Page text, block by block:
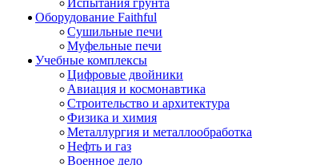
Испытания грунта
Оборудование Faithful
Сушильные печи
Муфельные печи
Учебные комплексы
Цифровые двойники
Авиация и космонавтика
Строительство и архитектура
Физика и химия
Металлургия и металлообработка
Нефть и газ
Военное дело